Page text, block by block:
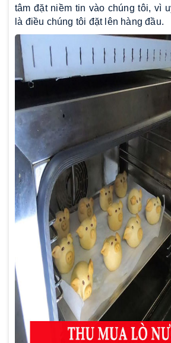
tâm đặt niềm tin vào chúng tôi, vì
là điều chúng tôi đặt lên hàng đầu.